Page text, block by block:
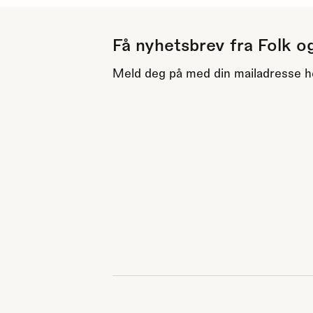
Få nyhetsbrev fra Folk
Meld deg på med din mailadresse